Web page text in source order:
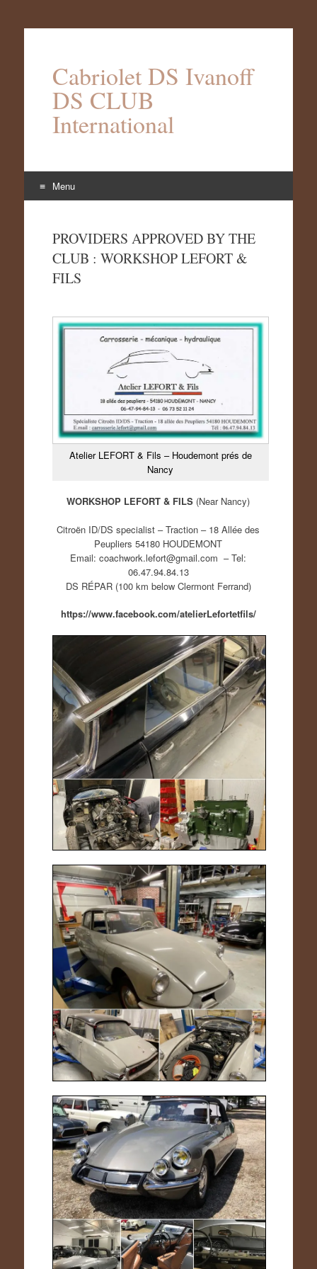
Cabriolet DS Ivanoff
DS CLUB
International
Menu
contenuPROVIDERS APPROVED BY THE
CLUB : WORKSHOP LEFORT &
FILS
Atelier LEFORT & Fils – Houdemont prés de
Nancy
WORKSHOP LEFORT & FILS (Near Nancy)
Citroën ID/DS specialist – Traction – 18 Allée des
Peupliers 54180 HOUDEMONT
Email: coachwork.lefort@gmail.com – Tel:
06.47.94.84.13
DS RÉPAR (100 km below Clermont Ferrand)
https://www.facebook.com/atelierLefortetfils/